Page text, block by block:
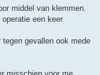
middel van klemmen.
een keer
gevallen ook mede